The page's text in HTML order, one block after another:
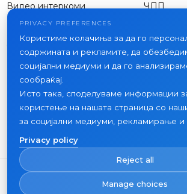
Видео интеркоми
Надворешни панели
Друга опрема
ЧПП
Вести
Контакт
Каде да купите
PRIVACY PREFERENCES
Користиме колачиња за да го
содржината и рекламите, да
социјални медиуми и да го
сообраќај.
Исто така, споделуваме информации
користење на нашата страница со
за социјални медиуми, рекламирање и
Privacy policy
Reject all
Manage choices